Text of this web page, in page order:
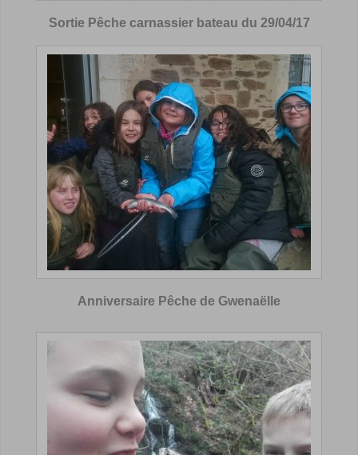
Sortie Pêche carnassier bateau du 29/04/17
Anniversaire Pêche de Gwenaëlle